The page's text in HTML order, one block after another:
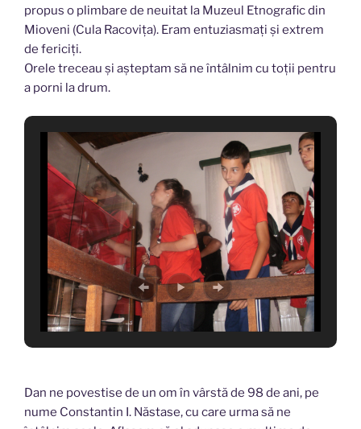
propus o plimbare de neuitat la Muzeul Etnografic din
Mioveni (Cula Racovița). Eram entuziasmați și extrem
de fericiți.
Orele treceau și așteptam să ne întâlnim cu toții pentru
a porni la drum.
Dan ne povestise de un om în vârstă de 98 de ani, pe
nume Constantin I. Năstase, cu care urma să ne